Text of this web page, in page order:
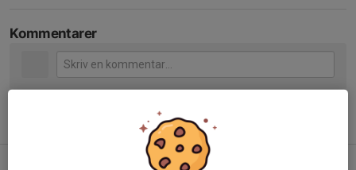
Kommentarer
TRÄNINGSMATCHERNA FÖR A-LAGET